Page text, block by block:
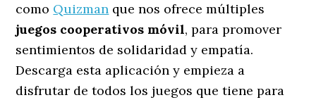
como Quizman que nos ofrece múltiples
juegos cooperativos móvil, para promover
sentimientos de solidaridad y empatía.
Descarga esta aplicación y empieza a
disfrutar de todos los juegos que tiene para